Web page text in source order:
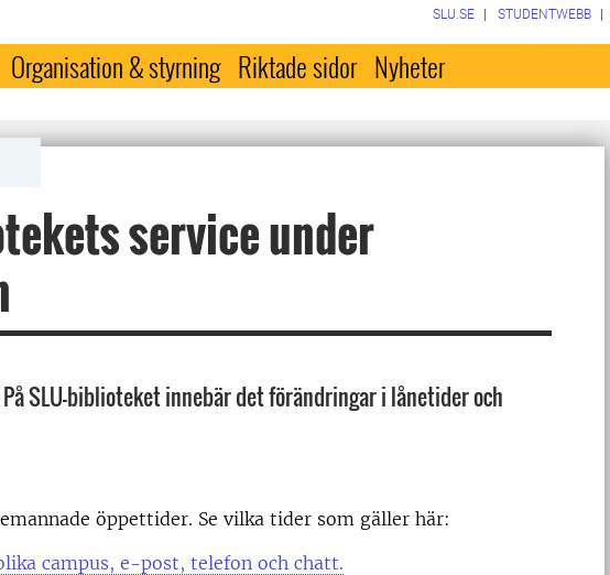
SLU.SE STUDENTWEBB
Organisation & styrning Riktade sidor Nyheter
service under
SLU-biblioteket innebär det förändringar i lånetider och
öppettider. Se vilka tider som gäller här:
campus, e-post, telefon och chatt.